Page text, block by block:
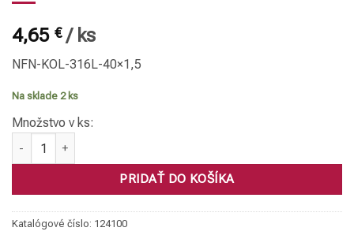
4,65 €/ ks
NFN-KOL-316L-40×1,5
Na sklade 2 ks
Množstvo v ks:
množstvo Koleno zvárané, 316L 040 x 1,5
PRIDAŤ DO KOŠÍKA
Katalógové číslo: 124100